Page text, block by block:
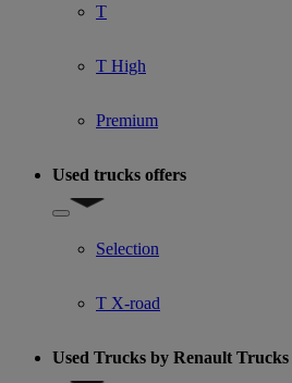
T
T High
Premium
Used trucks offers
Show submenu for Used trucks offers
Selection
T X-road
Used Trucks by Renault Trucks